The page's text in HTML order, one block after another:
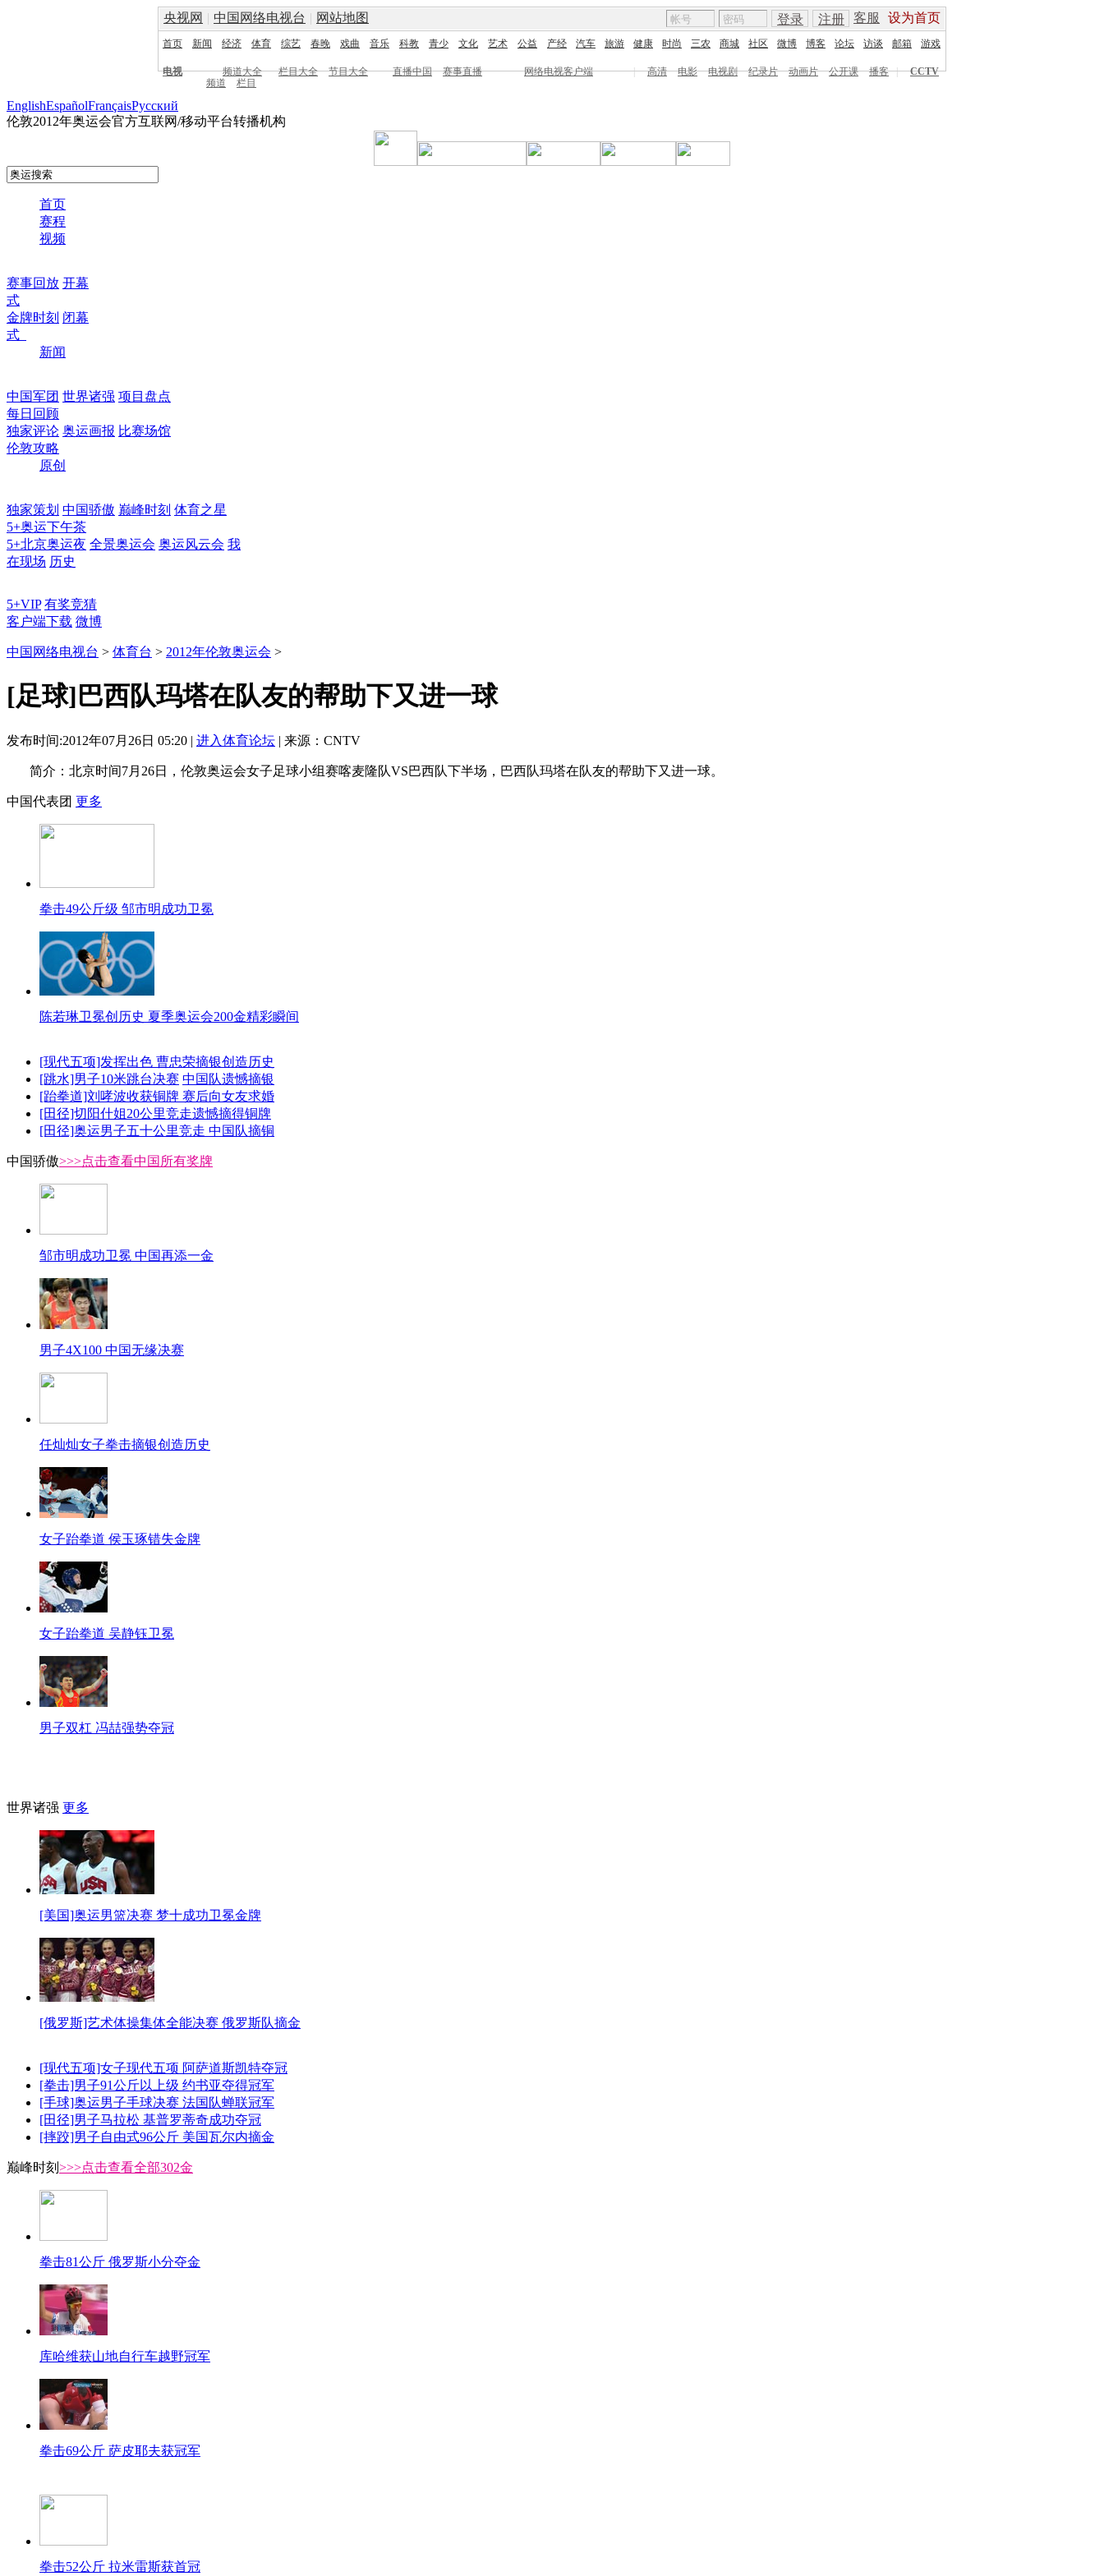
央视网 | 中国网络电视台 | 网站地图 客服 设为首页
登录 注册
首页 新闻 经济 体育 综艺 春晚 戏曲 音乐 科教 青少 文化 艺术 公益 产经 汽车 旅游 健康 时尚 三农 商城 社区 微博 博客 论坛 访谈 邮箱 游戏
电视 频道大全 栏目大全 节目大全 直播中国 赛事直播 网络电视客户端 | 高清 电影 电视剧 纪录片 动画片 公开课 播客 |
CCTV
频道
栏目
EnglishEspañolFrançaisPусский
伦敦2012年奥运会官方互联网/移动平台转播机构
首页
赛程
视频
赛事回放 开幕
式
金牌时刻 闭幕
式
新闻
中国军团 世界诸强 项目盘点
每日回顾
独家评论 奥运画报 比赛场馆
伦敦攻略
原创
独家策划 中国骄傲 巅峰时刻 体育之星
5+奥运下午茶
5+北京奥运夜 全景奥运会 奥运风云会 我
在现场 历史
5+VIP 有奖竞猜
客户端下载 微博
中国网络电视台 > 体育台 > 2012年伦敦奥运会 >
[足球]巴西队玛塔在队友的帮助下又进一球
发布时间:2012年07月26日 05:20 | 进入体育论坛 | 来源：CNTV
简介：北京时间7月26日，伦敦奥运会女子足球小组赛喀麦隆队VS巴西队下半场，巴西队玛塔在队友的帮助下又进一球。
中国代表团 更多
拳击49公斤级 邹市明成功卫冕
陈若琳卫冕创历史 夏季奥运会200金精彩瞬间
[现代五项]发挥出色 曹忠荣摘银创造历史
[跳水]男子10米跳台决赛 中国队遗憾摘银
[跆拳道]刘哮波收获铜牌 赛后向女友求婚
[田径]切阳什姐20公里竞走遗憾摘得铜牌
[田径]奥运男子五十公里竞走 中国队摘铜
中国骄傲>>>点击查看中国所有奖牌
邹市明成功卫冕 中国再添一金
男子4X100 中国无缘决赛
任灿灿女子拳击摘银创造历史
女子跆拳道 侯玉琢错失金牌
女子跆拳道 吴静钰卫冕
男子双杠 冯喆强势夺冠
世界诸强 更多
[美国]奥运男篮决赛 梦十成功卫冕金牌
[俄罗斯]艺术体操集体全能决赛 俄罗斯队摘金
[现代五项]女子现代五项 阿萨道斯凯特夺冠
[拳击]男子91公斤以上级 约书亚夺得冠军
[手球]奥运男子手球决赛 法国队蝉联冠军
[田径]男子马拉松 基普罗蒂奇成功夺冠
[摔跤]男子自由式96公斤 美国瓦尔内摘金
巅峰时刻 >>>点击查看全部302金
拳击81公斤 俄罗斯小分夺金
库哈维获山地自行车越野冠军
拳击69公斤 萨皮耶夫获冠军
拳击52公斤 拉米雷斯获首冠